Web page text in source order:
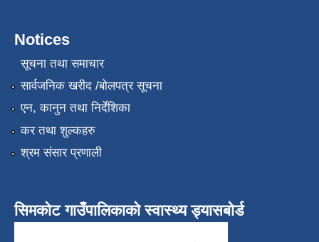
Notices
सूचना तथा समाचार
सार्वजनिक खरीद /बोलपत्र सूचना
एन, कानुन तथा निर्देशिका
कर तथा शुल्कहरु
श्रम संसार प्रणाली
सिमकोट गाउँपालिकाको स्वास्थ्य ड्यासबोर्ड